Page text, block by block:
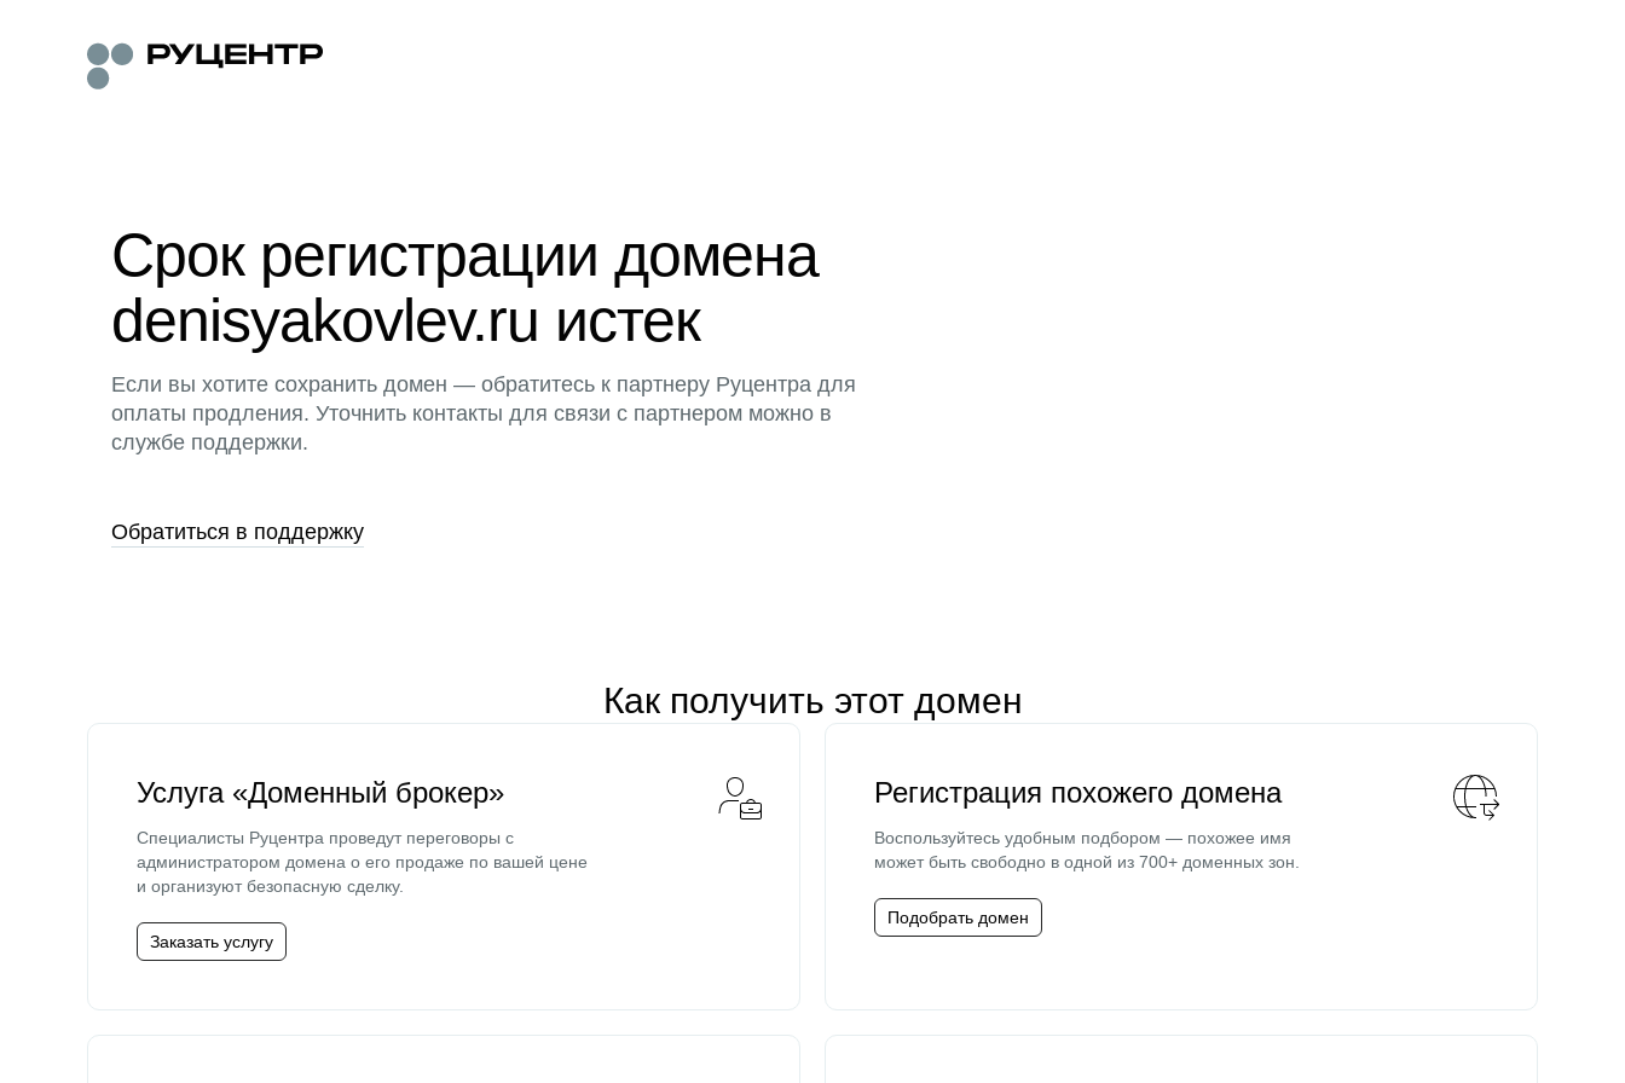
Срок регистрации домена
denisyakovlev.ru истек
Если вы хотите сохранить домен — обратитесь к партнеру Руцентра для
оплаты продления. Уточнить контакты для связи с партнером можно в
службе поддержки.
Обратиться в поддержку
Как получить этот домен
Услуга «Доменный брокер»
Специалисты Руцентра проведут переговоры с
администратором домена о его продаже по вашей цене
и организуют безопасную сделку.
Заказать услугу
Регистрация похожего домена
Воспользуйтесь удобным подбором — похожее имя
может быть свободно в одной из 700+ доменных зон.
Подобрать домен